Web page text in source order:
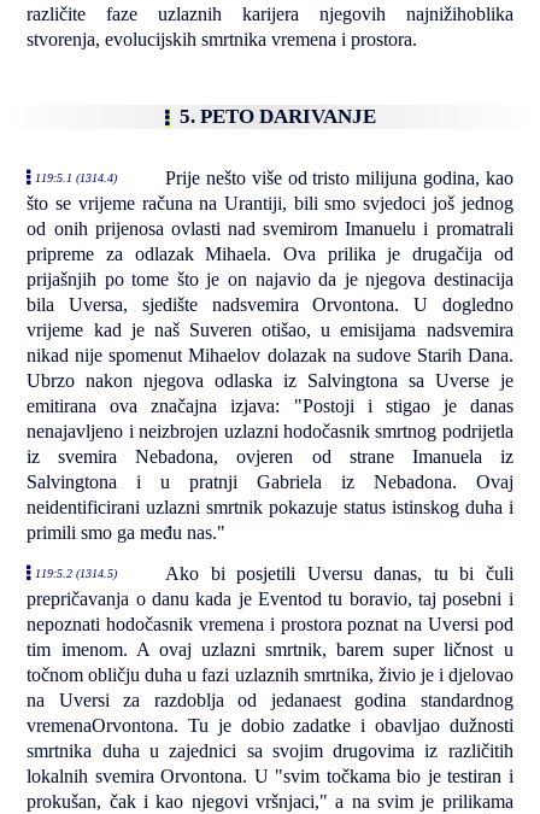
različite faze uzlaznih karijera njegovih najnižihoblika
stvorenja, evolucijskih smrtnika vremena i prostora.
5. PETO DARIVANJE
119:5.1 (1314.4)
Prije nešto više od tristo milijuna godina, kao
što se vrijeme računa na Urantiji, bili smo svjedoci još jednog
od onih prijenosa ovlasti nad svemirom Imanuelu i promatrali
pripreme za odlazak Mihaela. Ova prilika je drugačija od
prijašnjih po tome što je on najavio da je njegova destinacija
bila Uversa, sjedište nadsvemira Orvontona. U dogledno
vrijeme kad je naš Suveren otišao, u emisijama nadsvemira
nikad nije spomenut Mihaelov dolazak na sudove Starih Dana.
Ubrzo nakon njegova odlaska iz Salvingtona sa Uverse je
emitirana ova značajna izjava: "Postoji i stigao je danas
nenajavljeno i neizbrojen uzlazni hodočasnik smrtnog podrijetla
iz svemira Nebadona, ovjeren od strane Imanuela iz
Salvingtona i u pratnji Gabriela iz Nebadona. Ovaj
neidentificirani uzlazni smrtnik pokazuje status istinskog duha i
primili smo ga među nas."
119:5.2 (1314.5)
Ako bi posjetili Uversu danas, tu bi čuli
prepričavanja o danu kada je Eventod tu boravio, taj posebni i
nepoznati hodočasnik vremena i prostora poznat na Uversi pod
tim imenom. A ovaj uzlazni smrtnik, barem super ličnost u
točnom obličju duha u fazi uzlaznih smrtnika, živio je i djelovao
na Uversi za razdoblja od jedanaest godina standardnog
vremenaOrvontona. Tu je dobio zadatke i obavljao dužnosti
smrtnika duha u zajednici sa svojim drugovima iz različitih
lokalnih svemira Orvontona. U "svim točkama bio je testiran i
prokušan, čak i kao njegovi vršnjaci," a na svim je prilikama